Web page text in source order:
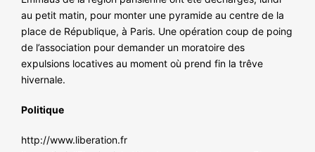
au petit matin, pour monter une pyramide au centre de la
place de République, à Paris. Une opération coup de poing
de l’association pour demander un moratoire des
expulsions locatives au moment où prend fin la trêve
hivernale.
Politique
http://www.liberation.fr